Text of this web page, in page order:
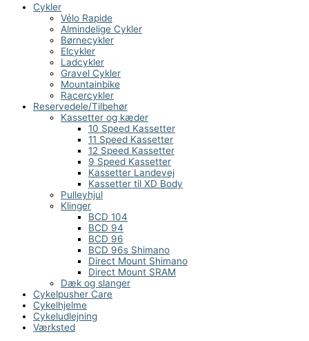
Cykler
Vélo Rapide
Almindelige Cykler
Børnecykler
Elcykler
Ladcykler
Gravel Cykler
Mountainbike
Racercykler
Reservedele/Tilbehør
Kassetter og kæder
10 Speed Kassetter
11 Speed Kassetter
12 Speed Kassetter
9 Speed Kassetter
Kassetter Landevej
Kassetter til XD Body
Pulleyhjul
Klinger
BCD 104
BCD 94
BCD 96
BCD 96s Shimano
Direct Mount Shimano
Direct Mount SRAM
Dæk og slanger
Cykelpusher Care
Cykelhjelme
Cykeludlejning
Værksted